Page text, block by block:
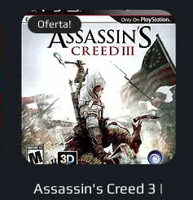
Oferta!
Assassin's Creed 3 |